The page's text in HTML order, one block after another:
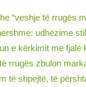
“veshje të rrugës
udhëzime
e kërkimit me fjalë
rrugës zbulon
të shpejtë, të